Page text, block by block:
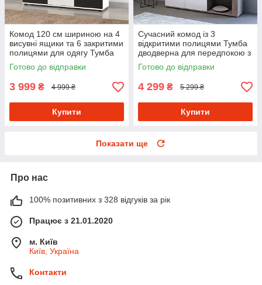
Комод 120 см шириною на 4
висувні ящики та 6 закритими
полицями для одягу Тумба
дводверна в спальню з ДСП
Готово до відправки
3 999 ₴ 4 999 ₴
Купити
Сучасний комод із 3
відкритими полицями Тумба
дводверна для передпокою з
МДФ фасадом 150 см
Готово до відправки
4 299 ₴ 5 299 ₴
Купити
Показати ще
Про нас
100% позитивних з 328 відгуків за рік
Працює з 21.01.2020
м. Київ
Київ, Україна
Контакти